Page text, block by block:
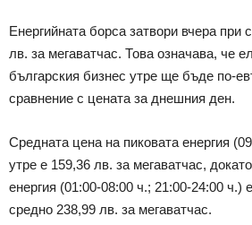
Енергийната борса затвори вчера при
лв. за мегаватчас. Това означава, че
българския бизнес утре ще бъде по-
сравнение с цената за днешния ден.
Средната цена на пиковата енергия
утре е 159,36 лв. за мегаватчас,
енергия (01:00-08:00 ч.; 21:00-24:00 ч.)
средно 238,99 лв. за мегаватчас.